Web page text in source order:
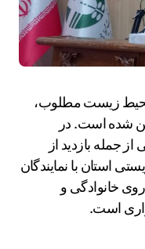
زیست مطلوب،
شده است. در
جمله بازدید از
استان با نمایندگان
خانوادگی و
است.